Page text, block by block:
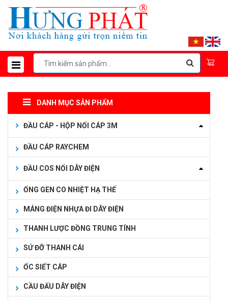
DANH MỤC SẢN PHẨM
ĐẦU CÁP - HỘP NỐI CÁP 3M
ĐẦU CÁP RAYCHEM
ĐẦU COS NỐI DÂY ĐIỆN
ỐNG GEN CO NHIỆT HẠ THẾ
MÁNG ĐIỆN NHỰA ĐI DÂY ĐIỆN
THANH LƯỢC ĐỒNG TRUNG TÍNH
SỨ ĐỠ THANH CÁI
ỐC SIẾT CÁP
CẦU ĐẤU DÂY ĐIỆN